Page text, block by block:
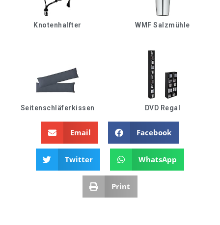
Knotenhalfter WMF Salzmühle
Seitenschläferkissen DVD Regal
Email Facebook
Twitter WhatsApp
Print